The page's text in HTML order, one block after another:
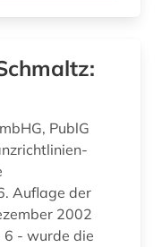
bundesrepublik deutschland (1)
PublG
Auflage der
2002
6 - wurde die